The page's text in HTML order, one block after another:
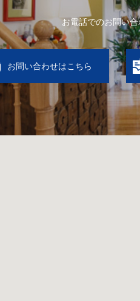
お電話でのお問い
お問い合わせはこちら